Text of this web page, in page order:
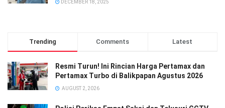
DECEMBER 18, 2025
Trending Comments Latest
Resmi Turun! Ini Rincian Harga Pertamax dan
Pertamax Turbo di Balikpapan Agustus 2026
AUGUST 2, 2026